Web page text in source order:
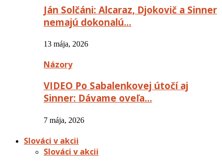
Ján Solčáni: Alcaraz, Djokovič a Sinner
nemajú dokonalú…
13 mája, 2026
Názory
VIDEO Po Sabalenkovej útočí aj
Sinner: Dávame oveľa…
7 mája, 2026
Slováci v akcii
Slováci v akcii